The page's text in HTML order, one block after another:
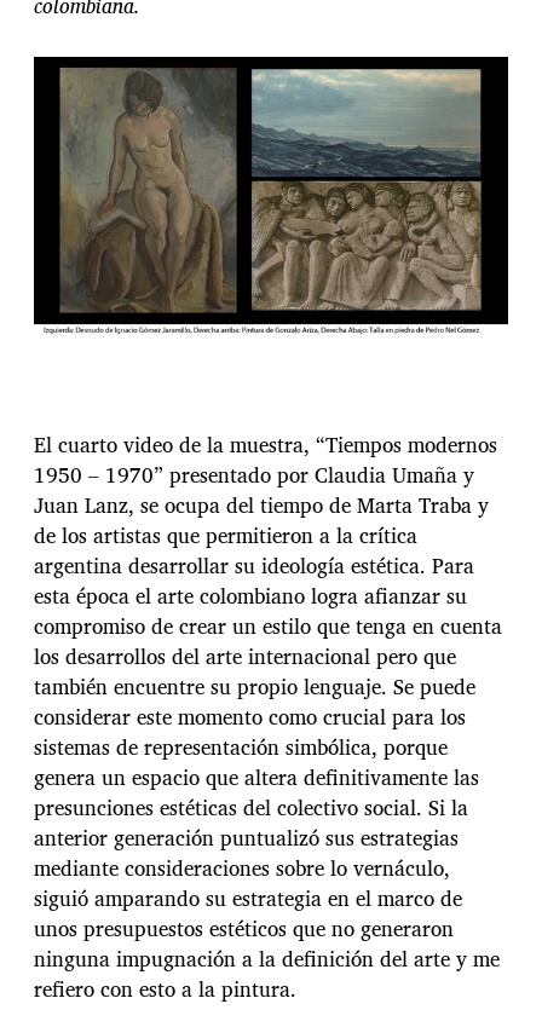
El cuarto video de la muestra, “Tiempos modernos
1950 – 1970” presentado por Claudia Umaña y
Juan Lanz, se ocupa del tiempo de Marta Traba y
de los artistas que permitieron a la crítica
argentina desarrollar su ideología estética. Para
esta época el arte colombiano logra afianzar su
compromiso de crear un estilo que tenga en cuenta
los desarrollos del arte internacional pero que
también encuentre su propio lenguaje. Se puede
considerar este momento como crucial para los
sistemas de representación simbólica, porque
genera un espacio que altera definitivamente las
presunciones estéticas del colectivo social. Si la
anterior generación puntualizó sus estrategias
mediante consideraciones sobre lo vernáculo,
siguió amparando su estrategia en el marco de
unos presupuestos estéticos que no generaron
ninguna impugnación a la definición del arte y me
refiero con esto a la pintura.